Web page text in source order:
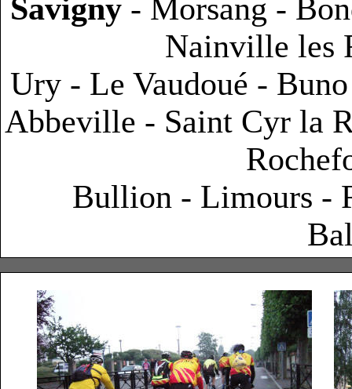
Savigny- Morsang -
Nainville les
Ury - Le Vaudoué -
Abbeville - Saint Cyr la
Bullion - Limours -